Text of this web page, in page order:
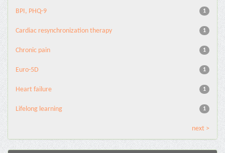
1
BPI, PHQ-9
1
Cardiac resynchronization therapy
1
Chronic pain
1
Euro-5D
1
Heart failure
1
Lifelong learning
next >